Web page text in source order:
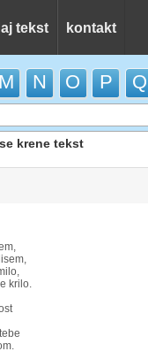
tekst kontakt
N O P Q
krene tekst
krilo.